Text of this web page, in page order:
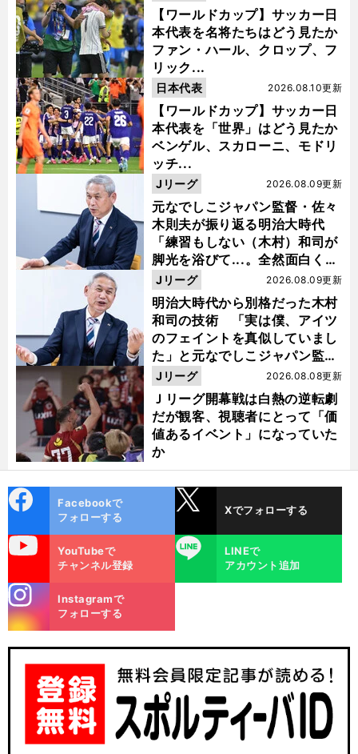
【ワールドカップ】サッカー日
本代表を名将たちはどう見たか
ファン・ハール、クロップ、フ
リック...
【ワールドカップ】サッカー日
本代表を「世界」はどう見たか
ベンゲル、スカローニ、モドリ
ッチ...
2026.08.10更新
日本代表
元なでしこジャパン監督・佐々
木則夫が振り返る明治大時代
「練習もしない（木村）和司が
脚光を浴びて...。全然面白くな
い４年間でした」
2026.08.09更新
Jリーグ
明治大時代から別格だった木村
和司の技術 「実は僕、アイツ
のフェイントを真似していまし
た」と元なでしこジャパン監
督・佐々木則夫
2026.08.09更新
Jリーグ
Ｊリーグ開幕戦は白熱の逆転劇
だが観客、視聴者にとって「価
値あるイベント」になっていた
か
2026.08.08更新
Jリーグ
ok
Facebookで
フォローする
Xでフォローする
YouTubeで
チャンネル登録
LINE
LINEで
アカウント追加
m
Instagramで
フォローする